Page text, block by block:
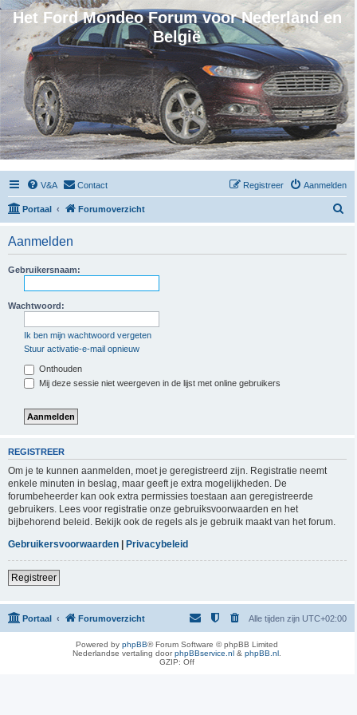
Het Ford Mondeo Forum voor Nederland en
België
V&A Contact Aanmelden
Registreer
Portaal Forumoverzicht
Aanmelden
Gebruikersnaam:
Wachtwoord:
Ik ben mijn wachtwoord vergeten
Stuur activatie-e-mail opnieuw
Onthouden
Mij deze sessie niet weergeven in de lijst met online gebruikers
REGISTREER
Om je te kunnen aanmelden, moet je geregistreerd zijn. Registratie neemt
enkele minuten in beslag, maar geeft je extra mogelijkheden. De
forumbeheerder kan ook extra permissies toestaan aan geregistreerde
gebruikers. Lees voor registratie onze gebruiksvoorwaarden en het
bijbehorend beleid. Bekijk ook de regels als je gebruik maakt van het forum.
Gebruikersvoorwaarden | Privacybeleid
Registreer
Portaal Forumoverzicht Alle tijden zijn UTC+02:00
Powered byphpBB® Forum Software © phpBB Limited
Nederlandse vertaling doorphpBBservice.nl &phpBB.nl
GZIP: Off